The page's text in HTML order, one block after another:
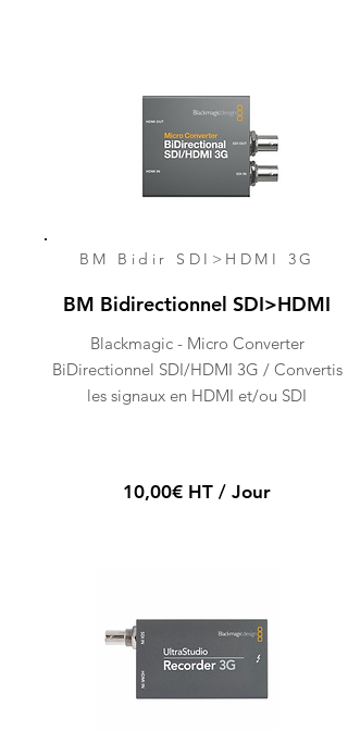
BM Bidir SDI>HDMI 3G
BM Bidirectionnel SDI>HDMI
Blackmagic - Micro Converter
BiDirectionnel SDI/HDMI 3G / Convertis
les signaux en HDMI et/ou SDI
10,00€ HT / Jour